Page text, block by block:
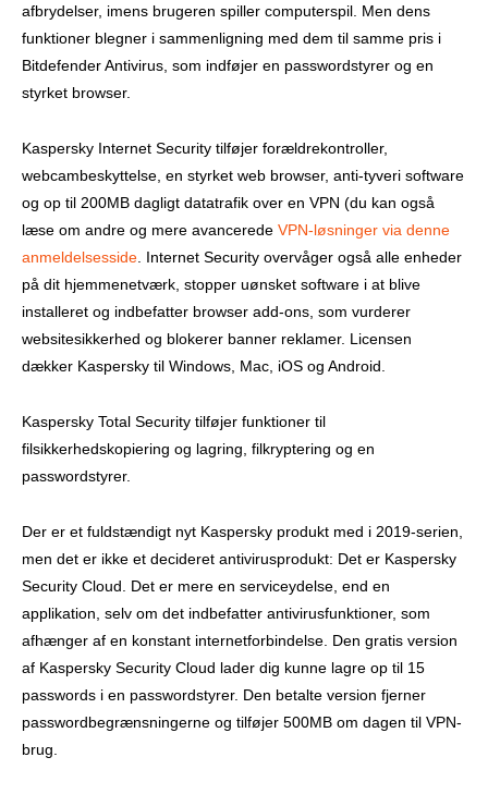
afbrydelser, imens brugeren spiller computerspil. Men dens
funktioner blegner i sammenligning med dem til samme pris i
Bitdefender Antivirus, som indføjer en passwordstyrer og en
styrket browser.
Kaspersky Internet Security tilføjer forældrekontroller,
webcambeskyttelse, en styrket web browser, anti-tyveri software
og op til 200MB dagligt datatrafik over en VPN (du kan også
læse om andre og mere avancerede VPN-løsninger via denne
anmeldelsesside . Internet Security overvåger også alle enheder
på dit hjemmenetværk, stopper uønsket software i at blive
installeret og indbefatter browser add-ons, som vurderer
websitesikkerhed og blokerer banner reklamer. Licensen
dækker Kaspersky til Windows, Mac, iOS og Android.
Kaspersky Total Security tilføjer funktioner til
filsikkerhedskopiering og lagring, filkryptering og en
passwordstyrer.
Der er et fuldstændigt nyt Kaspersky produkt med i 2019-serien,
men det er ikke et decideret antivirusprodukt: Det er Kaspersky
Security Cloud. Det er mere en serviceydelse, end en
applikation, selv om det indbefatter antivirusfunktioner, som
afhænger af en konstant internetforbindelse. Den gratis version
af Kaspersky Security Cloud lader dig kunne lagre op til 15
passwords i en passwordstyrer. Den betalte version fjerner
passwordbegrænsningerne og tilføjer 500MB om dagen til VPN-
brug.